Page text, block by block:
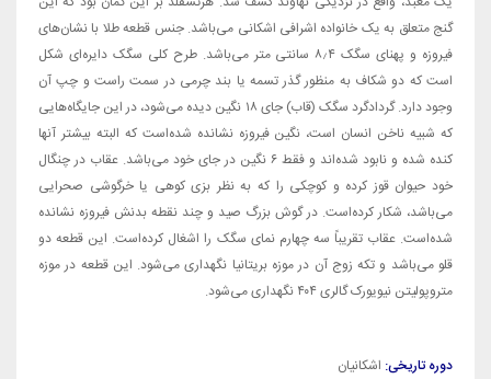
گنج متعلق به یک خانواده اشرافی اشکانی می‌باشد. جنس قطعه طلا با نشان‌های
فیروزه و پهنای سگک ۸٫۴ سانتی متر می‌باشد. طرح کلی سگک دایره‌ای شکل
است که دو شکاف به منظور گذر تسمه یا بند چرمی در سمت راست و چپ آن
وجود دارد. گردادگرد سگک (قاب) جای ۱۸ نگین دیده می‌شود، در این جایگاه‌هایی
که شبیه ناخن انسان است، نگین فیروزه نشانده شده‌است که البته بیشتر آنها
کنده شده و نابود شده‌اند و فقط ۶ نگین در جای خود می‌باشد. عقاب در چنگال
خود حیوان قوز کرده و کوچکی را که به نظر بزی کوهی یا خرگوشی صحرایی
می‌باشد، شکار کرده‌است. در گوش بزرگ صید و چند نقطه بدنش فیروزه نشانده
شده‌است. عقاب تقریباً سه چهارم نمای سگک را اشغال کرده‌است. این قطعه دو
قلو می‌باشد و تکه زوج آن در موزه بریتانیا نگهداری می‌شود. این قطعه در موزه
متروپولیتن نیویورک گالری ۴۰۴ نگهداری می‌شود.
دوره تاریخی: اشکانیان